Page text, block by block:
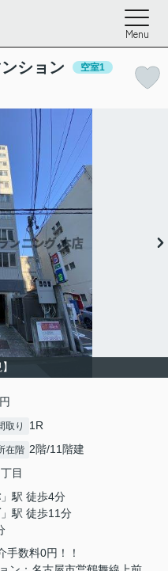
Menu
ション 空室1
取り 1R
在階 2階/11階建
目
」駅 徒歩4分
」駅 徒歩11分
手数料0円！！